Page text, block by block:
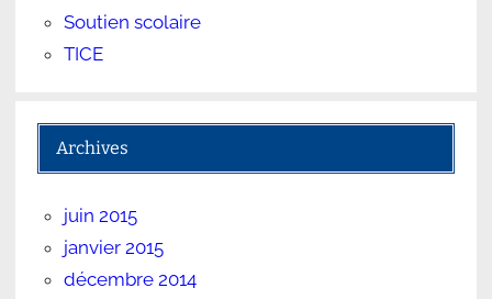
Soutien scolaire
TICE
Archives
juin 2015
janvier 2015
décembre 2014